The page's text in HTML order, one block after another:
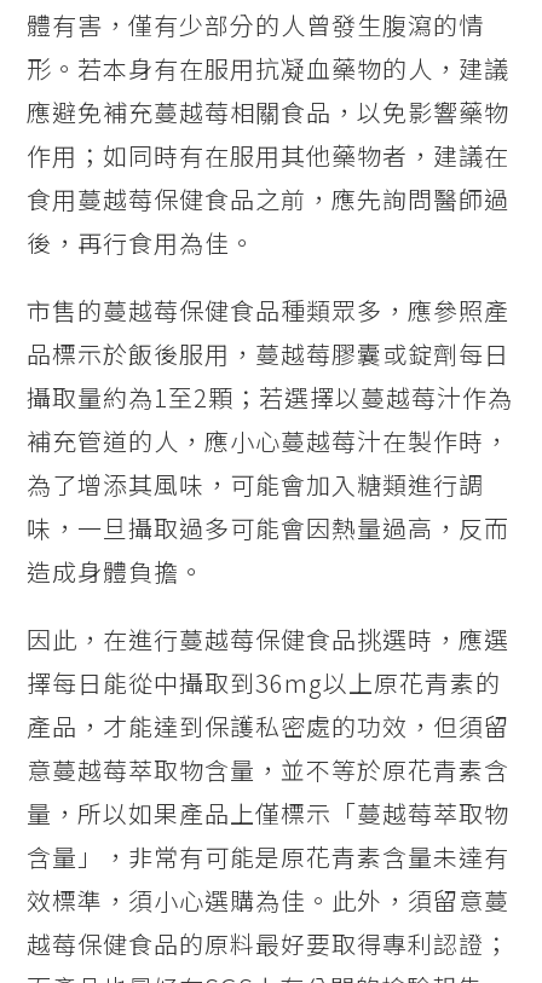
體有害，僅有少部分的人曾發生腹瀉的情
形。若本身有在服用抗凝血藥物的人，建議
應避免補充蔓越莓相關食品，以免影響藥物
作用；如同時有在服用其他藥物者，建議在
食用蔓越莓保健食品之前，應先詢問醫師過
後，再行食用為佳。
市售的蔓越莓保健食品種類眾多，應參照產
品標示於飯後服用，蔓越莓膠囊或錠劑每日
攝取量約為1至2顆；若選擇以蔓越莓汁作為
補充管道的人，應小心蔓越莓汁在製作時，
為了增添其風味，可能會加入糖類進行調
味，一旦攝取過多可能會因熱量過高，反而
造成身體負擔。
因此，在進行蔓越莓保健食品挑選時，應選
擇每日能從中攝取到36mg以上原花青素的
產品，才能達到保護私密處的功效，但須留
意蔓越莓萃取物含量，並不等於原花青素含
量，所以如果產品上僅標示「蔓越莓萃取物
含量」，非常有可能是原花青素含量未達有
效標準，須小心選購為佳。此外，須留意蔓
越莓保健食品的原料最好要取得專利認證；